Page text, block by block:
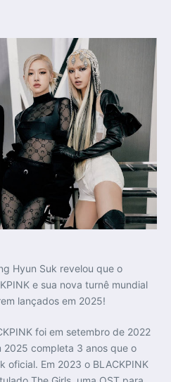
Hyun Suk revelou que o
e sua nova turnê mundial
lançados em 2025!
foi em setembro de 2022
2025 completa 3 anos que o
oficial. Em 2023 o BLACKPINK